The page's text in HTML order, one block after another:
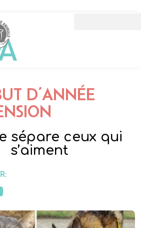
D’ANNÉE
sépare ceux qui
s’aiment